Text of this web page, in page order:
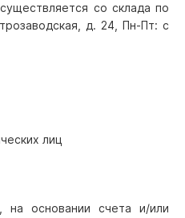
со склада по
д. 24, Пн-Пт: с
на основании счета и/или